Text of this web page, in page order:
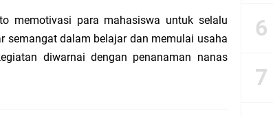
Selesaikan Status Desa Tertinggal
Syarief Abdullah Apresiasi Nalar Kritis Pemuda
memotivasi para mahasiswa untuk selalu
semangat dalam belajar dan memulai usaha
diwarnai dengan penanaman nanas